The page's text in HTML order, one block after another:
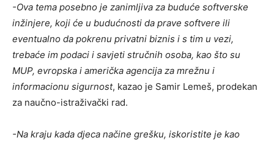
-Ova tema posebno je zanimljiva za buduće softverske
inžinjere, koji će u budućnosti da prave softvere ili
eventualno da pokrenu privatni biznis i s tim u vezi,
trebaće im podaci i savjeti stručnih osoba, kao što su
MUP, evropska i američka agencija za mrežnu i
informacionu sigurnost, kazao je Samir Lemeš, prodekan
za naučno-istraživački rad.
-Na kraju kada djeca načine grešku, iskoristite je kao